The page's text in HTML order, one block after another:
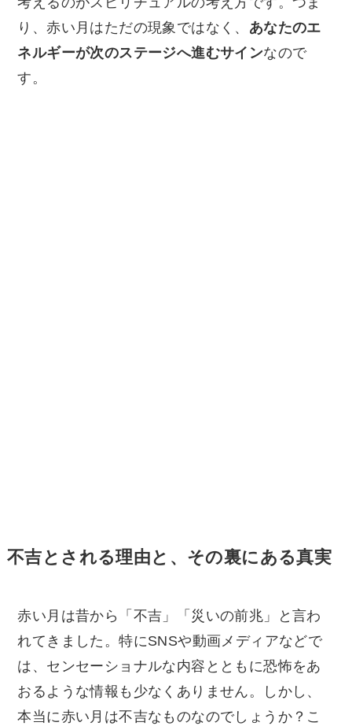
り、赤い月はただの現象ではなく、 あなたのエ
ネルギーが次のステージへ進むサインなので
す。
不吉とされる理由と、その裏にある真実
赤い月は昔から「不吉」「災いの前兆」と言わ
れてきました。特にSNSや動画メディアなどで
は、センセーショナルな内容とともに恐怖をあ
おるような情報も少なくありません。しかし、
本当に赤い月は不吉なものなのでしょうか？こ